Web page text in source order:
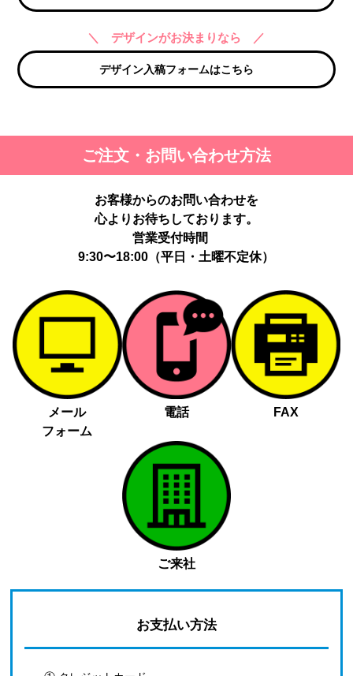
＼ デザインがお決まりなら ／
デザイン入稿フォームはこちら
ご注文・お問い合わせ方法
お客様からのお問い合わせを
心よりお待ちしております。
営業受付時間
9:30〜18:00（平日・土曜不定休）
メール
フォーム
電話 FAX
ご来社
お支払い方法